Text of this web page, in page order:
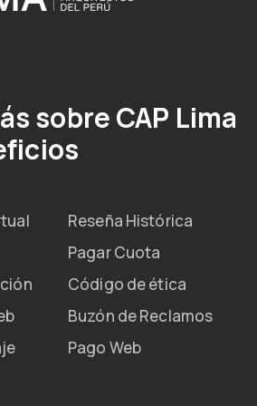
sobre CAP Lima
Reseña Histórica
Pagar Cuota
Código de ética
Buzón de Reclamos
Pago Web